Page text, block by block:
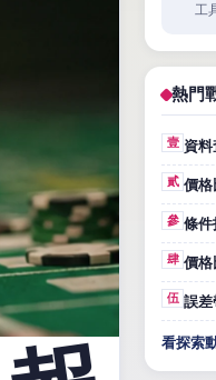
工
熱門
壹 資料
貳 價
參 條
肆 價格
伍 誤
看探索